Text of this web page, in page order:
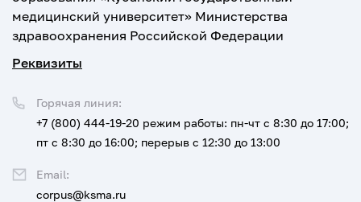
медицинский университет» Министерства
здравоохранения Российской Федерации
Реквизиты
Горячая линия:
+7 (800) 444-19-20 режим работы: пн-чт с 8:30 до 17:00;
пт с 8:30 до 16:00; перерыв с 12:30 до 13:00
Email:
corpus@ksma.ru